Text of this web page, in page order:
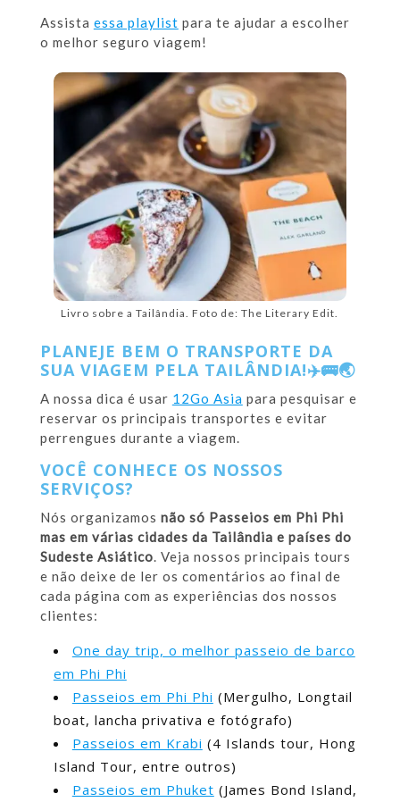
Assista essa playlist para te ajudar a escolher
o melhor seguro viagem!
Livro sobre a Tailândia. Foto de: The Literary Edit.
PLANEJE BEM O TRANSPORTE DA
SUA VIAGEM PELA TAILÂNDIA!✈️🚌🌏
A nossa dica é usar 12Go Asia para pesquisar e
reservar os principais transportes e evitar
perrengues durante a viagem.
VOCÊ CONHECE OS NOSSOS
SERVIÇOS?
Nós organizamos não só Passeios em Phi Phi
mas em várias cidades da Tailândia e países do
Sudeste Asiático. Veja nossos principais tours
e não deixe de ler os comentários ao final de
cada página com as experiências dos nossos
clientes:
One day trip, o melhor passeio de barco
em Phi Phi
Passeios em Phi Phi (Mergulho, Longtail
boat, lancha privativa e fotógrafo)
Passeios em Krabi (4 Islands tour, Hong
Island Tour, entre outros)
Passeios em Phuket (James Bond Island,